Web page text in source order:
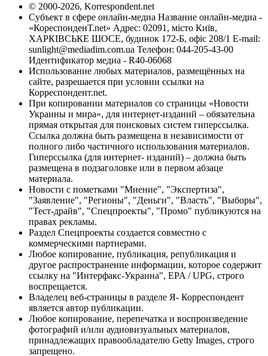
© 2000-2026, Korrespondent.net
Субъект в сфере онлайн-медиа Название онлайн-медиа -
«КореспонденТ.net» Адрес: 02091, місто Київ,
ХАРКІВСЬКЕ ШОСЕ, будинок 172-Б, офіс 208/1 E-mail:
sunlight@mediadim.com.ua Телефон: 044-205-43-00
Идентификатор медиа - R40-06068
Использование любых материалов, размещённых на
сайте, разрешается при условии ссылки на
Корреспондент.net.
При копировании материалов со страницы «Новости
Украины и мира», для интернет-изданий – обязательна
прямая открытая для поисковых систем гиперссылка.
Ссылка должна быть размещена в независимости от
полного либо частичного использования материалов.
Гиперссылка (для интернет- изданий) – должна быть
размещена в подзаголовке или в первом абзаце
материала.
Новости с пометками "Мнение", "Экспертиза",
"Заявление", "Регионы", "Деньги", "Власть", "Выборы",
"Тест-драйв", "Спецпроекты", "Промо" публикуются на
правах рекламы.
Раздел Спецпроекты создается совместно с
коммерческими партнерами.
Любое копирование, публикация, републикация и
другое распространение информации, которое содержит
ссылку на "Интерфакс-Украина", EPA / UPG, строго
воспрещается.
Владелец веб-страницы в разделе Я- Корреспондент
является автор публикации.
Любое копирование, перепечатка и воспроизведение
фотографий и/или аудиовизуальных материалов,
принадлежащих правообладателю Getty Images, строго
запрещено.